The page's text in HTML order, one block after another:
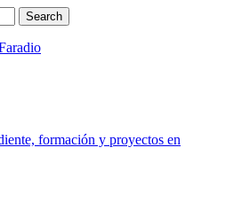
formación y proyectos en